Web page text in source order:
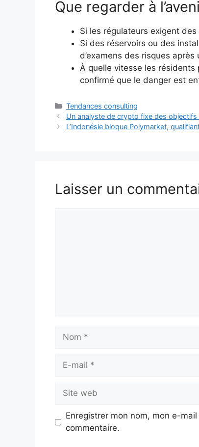
Que regarder à
Si les régulateurs exigent
Si des réservoirs ou des
d’examens des risques
À quelle vitesse les
confirmé que le danger est
Catégories
Tendances consulting
Un analyste de crypto fixe des
L’Indonésie bloque Polymarket,
Laisser un
Nom
Site
web
Enregistrer mon nom, mon e-
commentaire.